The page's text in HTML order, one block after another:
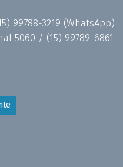
99788-3219 (WhatsApp)
5060 / (15) 99789-6861